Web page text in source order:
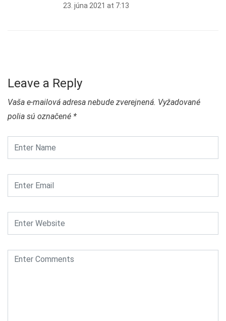
23. júna 2021 at 7:13
Leave a Reply
Vaša e-mailová adresa nebude zverejnená. Vyžadované
polia sú označené *